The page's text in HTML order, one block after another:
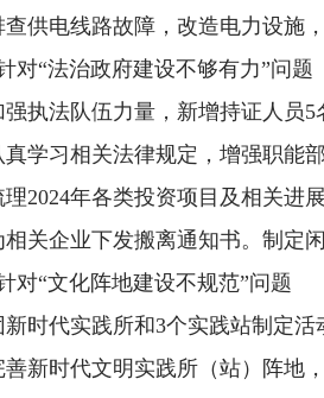
供电线路故障，改造电力设施
针对“法治政府建设不够有力”问题
执法队伍力量，新增持证人员
学习相关法律规定，增强职能
2024年各类投资项目及相关进
相关企业下发搬离通知书。制定
针对“文化阵地建设不规范”问题
时代实践所和3个实践站制定活
新时代文明实践所（站）阵地